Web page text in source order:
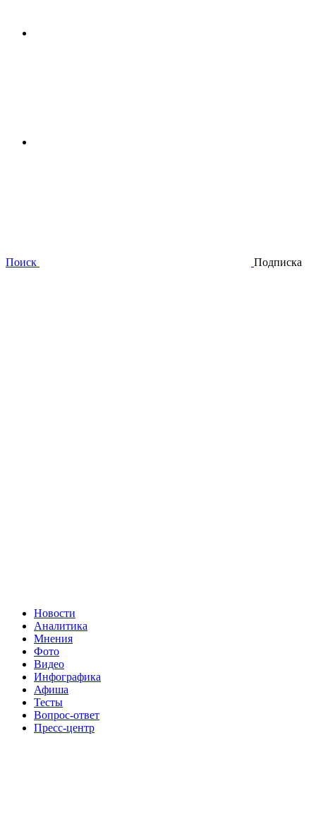
Поиск Подписка
Новости
Аналитика
Мнения
Фото
Видео
Инфографика
Афиша
Тесты
Вопрос-ответ
Пресс-центр